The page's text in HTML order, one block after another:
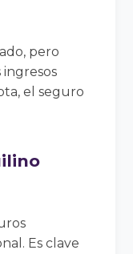
pero
el seguro
Es clave